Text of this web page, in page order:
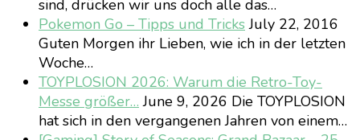
sind, drücken wir uns doch alle das…
Pokemon Go – Tipps und TricksJuly 22, 2016
Guten Morgen ihr Lieben, wie ich in der letzten
Woche…
TOYPLOSION 2026: Warum die Retro-Toy-
Messe größer… June 9, 2026 Die TOYPLOSION
hat sich in den vergangenen Jahren von einem…